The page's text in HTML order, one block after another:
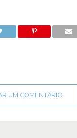
UM COMENTÁRIO